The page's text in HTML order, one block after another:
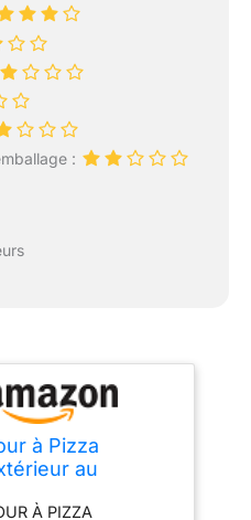
:
à Pizza
au
À PIZZA